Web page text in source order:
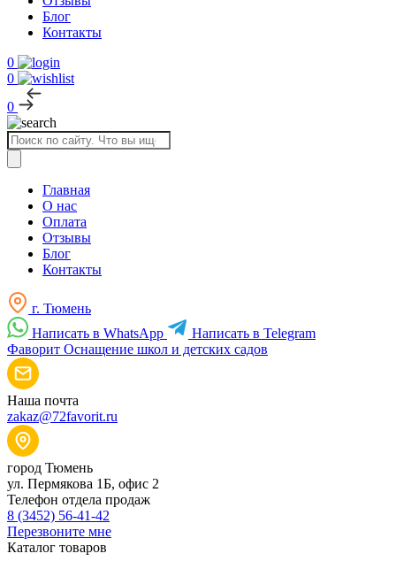
Блог
Контакты
0
0
0
Поиск
товаров
Главная
О нас
Оплата
Отзывы
Блог
Контакты
г. Тюмень
Написать в WhatsApp
Написать в Telegram
Фаворит Оснащение школ и детских садов
Наша почта
zakaz@72favorit.ru
город Тюмень
ул. Пермякова 1Б, офис 2
Телефон отдела продаж
8 (3452) 56-41-42
Перезвоните мне
Каталог товаров